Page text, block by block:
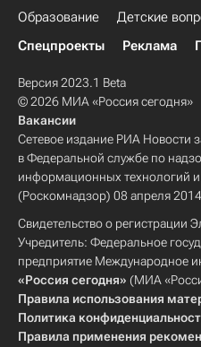
Образование Детские
Спецпроекты
Реклама
Версия 2023.1 Beta
© 2026 МИА «Россия сегодня»
Вакансии
Сетевое издание РИА Новости
в Федеральной службе по
информационных технологий
(Роскомнадзор) 08 апреля
Свидетельство о
Учредитель: Федеральное
предприятие Международное
«Россия сегодня» (МИА
Правила использования
Политика
Правила применения